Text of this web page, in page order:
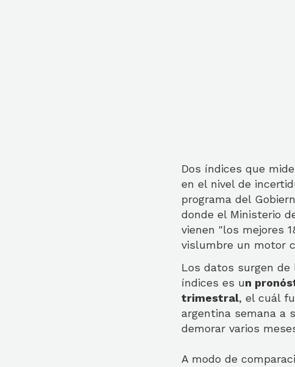
Dos índices que
en el nivel de
programa del
donde el Ministerio
vienen "los mejores
vislumbre un motor
Los datos surgen de
índices es un
trimestral, el cuál
argentina semana a
demorar varios
A modo de